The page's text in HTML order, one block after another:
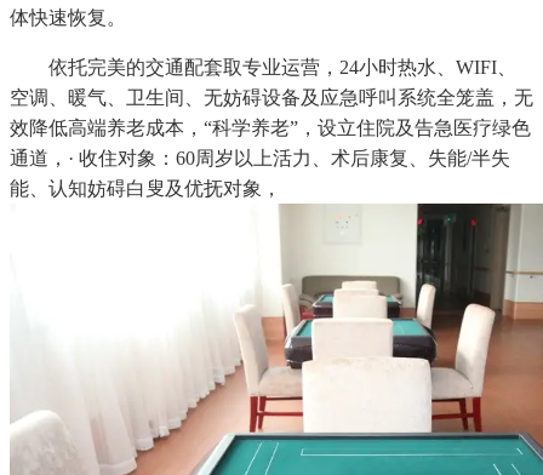
体快速恢复。
依托完美的交通配套取专业运营，24小时热水、WIFI、
空调、暖气、卫生间、无妨碍设备及应急呼叫系统全笼盖，无
效降低高端养老成本，“科学养老”，设立住院及告急医疗绿色
通道，· 收住对象：60周岁以上活力、术后康复、失能/半失
能、认知妨碍白叟及优抚对象，